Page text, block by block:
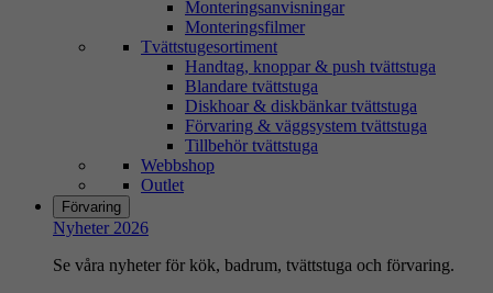
Monteringsanvisningar
Monteringsfilmer
Tvättstugesortiment
Handtag, knoppar & push tvättstuga
Blandare tvättstuga
Diskhoar & diskbänkar tvättstuga
Förvaring & väggsystem tvättstuga
Tillbehör tvättstuga
Webbshop
Outlet
Förvaring
Nyheter 2026
Se våra nyheter för kök, badrum, tvättstuga och förvaring.